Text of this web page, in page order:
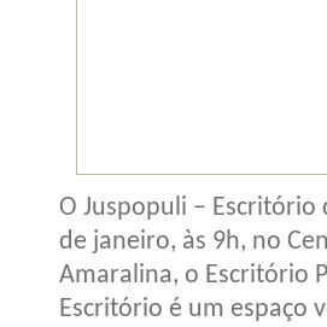
O Juspopuli –
de janeiro, às 9h, no
Amaralina, o Escritório
Escritório é um espaço